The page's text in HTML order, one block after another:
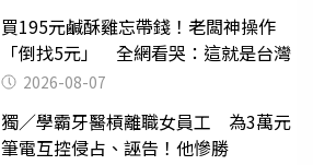
買195元鹹酥雞忘帶錢！老闆神操作
「倒找5元」 全網看哭：這就是台灣
2026-08-07
獨／學霸牙醫槓離職女員工 為3萬元
筆電互控侵占、誣告！他慘勝